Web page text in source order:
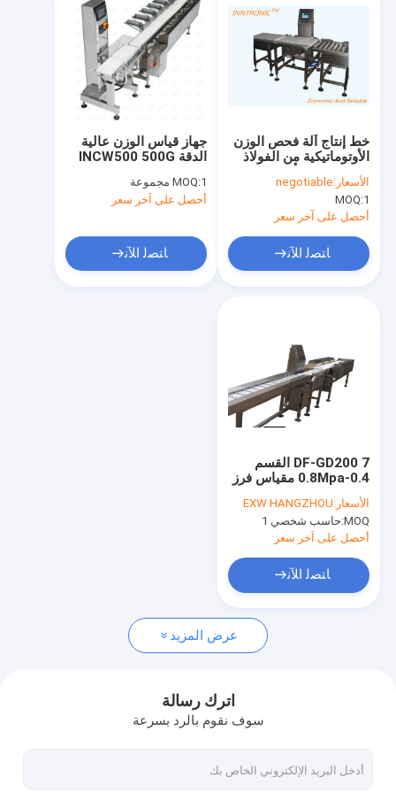
معلومات عنا
جولة في المعمل
اطلب اقتباس
خلية تحميل الألومنيوم أحادية النقطة
خلية تحميل الفولاذ المقاوم للصدأ
خلية تحميل التوتر والضغط
جهاز قياس الوزن عالية
الدقة INCW500 500G
الوزن عبر الإنترنت
MOQ:1 مجموعة
أحصل على آخر سعر
ﺎﺘﺼﻟ ﺍﻶﻧ
خط إنتاج آلة فحص الوزن
الأوتوماتيكية من الفولاذ
450 بوزن 200 إلى
وزن أثناء الحركة مع
35 قطعة/دقيقة
الأسعار:negotiable
MOQ:1
أحصل على آخر سعر
ﺎﺘﺼﻟ ﺍﻶﻧ
DF-GD200 7 القسم
0.4-0.8Mpa مقياس فرز
لقسم عرض اللحوم
والمواد الغذائية 0.1g
AC220/50Hz
الأسعار:EXW HANGZHOU
MOQ: حاسب شخصي 1
أحصل على آخر سعر
ﺎﺘﺼﻟ ﺍﻶﻧ
عرض المزيد
اترك رسالة
سوف نقوم بالرد بسرعة